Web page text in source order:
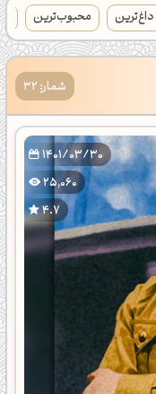
داغ‌ترین محبوب‌ترین
شمار: 32
1401/03/30
25,060
4.7